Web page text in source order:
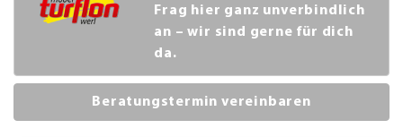
Frag hier ganz unverbindlich
an – wir sind gerne für dich
da.
Beratungstermin vereinbaren